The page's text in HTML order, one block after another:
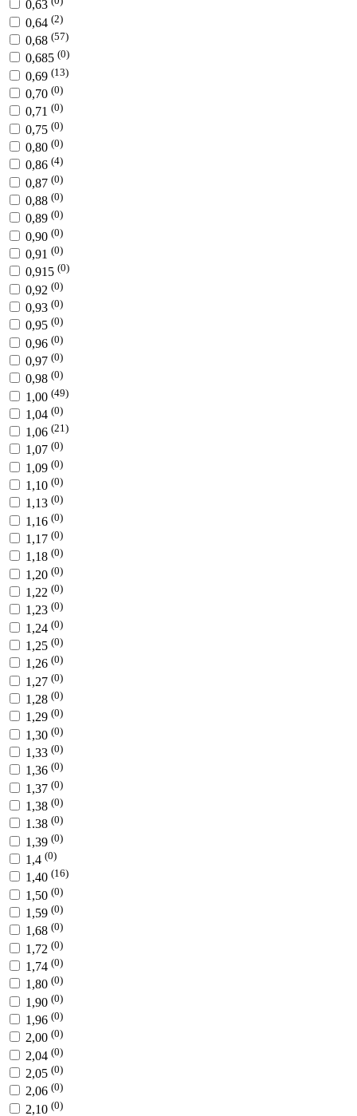
0,63
0,64 (2)
0,68 (57)
0,685 (0)
0,69 (13)
0,70 (0)
0,71 (0)
0,75 (0)
0,80 (0)
0,86 (4)
0,87 (0)
0,88 (0)
0,89 (0)
0,90 (0)
0,91 (0)
0,915 (0)
0,92 (0)
0,93 (0)
0,95 (0)
0,96 (0)
0,97 (0)
0,98 (0)
1,00 (49)
1,04 (0)
1,06 (21)
1,07 (0)
1,09 (0)
1,10 (0)
1,13 (0)
1,16 (0)
1,17 (0)
1,18 (0)
1,20 (0)
1,22 (0)
1,23 (0)
1,24 (0)
1,25 (0)
1,26 (0)
1,27 (0)
1,28 (0)
1,29 (0)
1,30 (0)
1,33 (0)
1,36 (0)
1,37 (0)
1,38 (0)
1.38 (0)
1,39 (0)
1,4 (0)
1,40 (16)
1,50 (0)
1,59 (0)
1,68 (0)
1,72 (0)
1,74 (0)
1,80 (0)
1,90 (0)
1,96 (0)
2,00 (0)
2,04 (0)
2,05 (0)
2,06 (0)
2,10 (0)